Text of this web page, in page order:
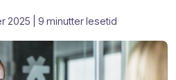
2025 | 9 minutter lesetid